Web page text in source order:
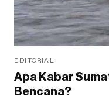
EDITORIAL
Apa Kabar
Bencana?